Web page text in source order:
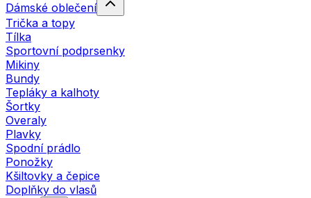
Dámské oblečení
Trička a topy
Tílka
Sportovní podprsenky
Mikiny
Bundy
Tepláky a kalhoty
Šortky
Overaly
Plavky
Spodní prádlo
Ponožky
Kšiltovky a čepice
Doplňky do vlasů